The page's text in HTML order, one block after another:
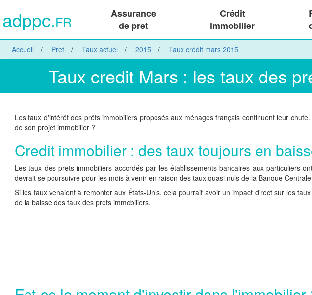
adppc.FR
Assurance
de pret
Crédit
immobilier
Accueil Pret Taux actuel 2015 Taux crédit mars 2015
Taux credit Mars : les taux des
Les taux d'intérêt des prêts immobiliers proposés aux ménages français continuent leur
de son projet immobilier ?
Credit immobilier : des taux toujours en
Les taux des prets immobiliers accordés par les établissements bancaires aux particuliers
devrait se poursuivre pour les mois à venir en raison des taux quasi nuls de la Banque
Si les taux venaient à remonter aux États-Unis, cela pourrait avoir un impact direct sur les
de la baisse des taux des prets immobiliers.